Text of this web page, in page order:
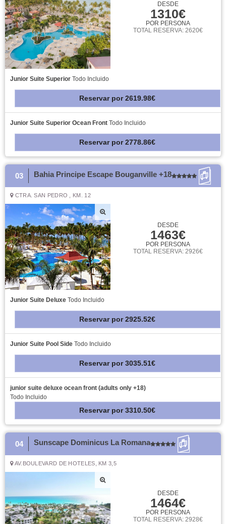
DESDE
1310€
POR PERSONA
TOTAL RESERVA: 2620€
Junior Suite Superior Todo Incluido
Reservar por 2619.98€
Junior Suite Superior Ocean Front Todo Incluido
Reservar por 2778.86€
03 Bahia Principe Escape Bouganville +18
CTRA. SAN PEDRO , KM. 12
DESDE
1463€
POR PERSONA
TOTAL RESERVA: 2926€
Junior Suite Deluxe Todo Incluido
Reservar por 2925.52€
Junior Suite Pool Side Todo Incluido
Reservar por 3035.51€
junior suite deluxe ocean front (adults only +18)
Todo Incluido
Reservar por 3310.50€
04 Sunscape Dominicus La Romana
AV.BOULEVARD DE HOTELES, KM 3,5
DESDE
1464€
POR PERSONA
TOTAL RESERVA: 2928€